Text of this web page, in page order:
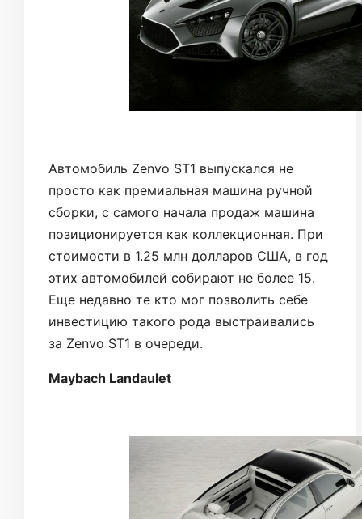
Автомобиль Zenvo ST1 выпускался не
просто как премиальная машина ручной
сборки, с самого начала продаж машина
позиционируется как коллекционная. При
стоимости в 1.25 млн долларов США, в год
этих автомобилей собирают не более 15.
Еще недавно те кто мог позволить себе
инвестицию такого рода выстраивались
за Zenvo ST1 в очереди.
Maybach Landaulet